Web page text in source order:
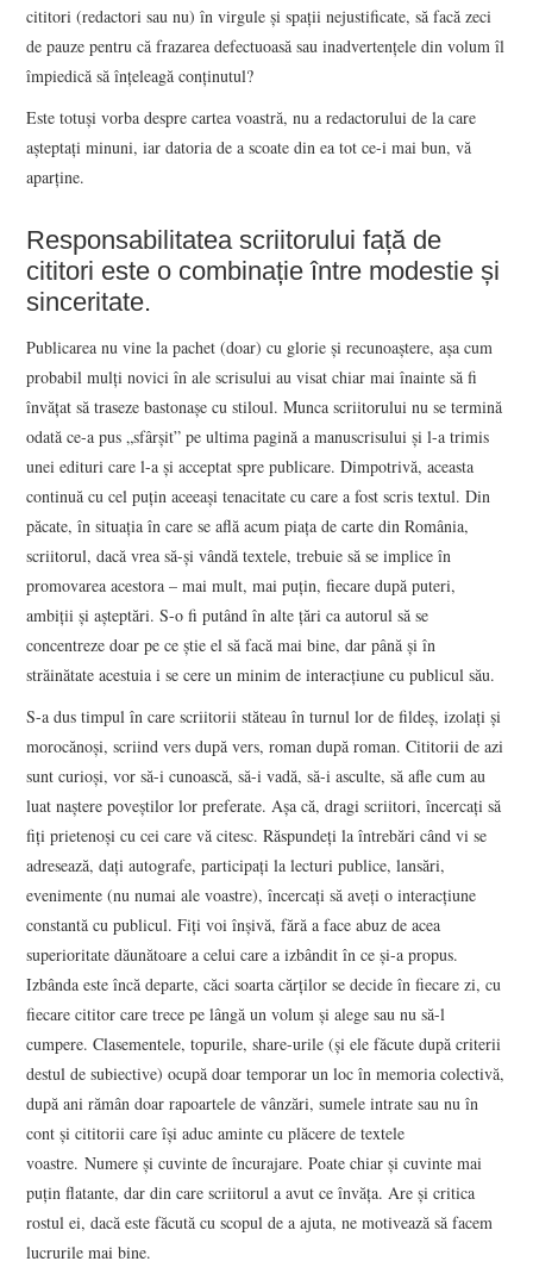
cititori (redactori sau nu) în virgule și spații nejustificate, să facă zeci
de pauze pentru că frazarea defectuoasă sau inadvertențele din volum îl
împiedică să înțeleagă conținutul?
Este totuși vorba despre cartea voastră, nu a redactorului de la care
așteptați minuni, iar datoria de a scoate din ea tot ce-i mai bun, vă
aparține.
Responsabilitatea scriitorului față de
cititori este o combinație între modestie și
sinceritate.
Publicarea nu vine la pachet (doar) cu glorie și recunoaștere, așa cum
probabil mulți novici în ale scrisului au visat chiar mai înainte să fi
învățat să traseze bastonașe cu stiloul. Munca scriitorului nu se termină
odată ce-a pus „sfârșit” pe ultima pagină a manuscrisului și l-a trimis
unei edituri care l-a și acceptat spre publicare. Dimpotrivă, aceasta
continuă cu cel puțin aceeași tenacitate cu care a fost scris textul. Din
păcate, în situația în care se află acum piața de carte din România,
scriitorul, dacă vrea să-și vândă textele, trebuie să se implice în
promovarea acestora – mai mult, mai puțin, fiecare după puteri,
ambiții și așteptări. S-o fi putând în alte țări ca autorul să se
concentreze doar pe ce știe el să facă mai bine, dar până și în
străinătate acestuia i se cere un minim de interacțiune cu publicul său.
S-a dus timpul în care scriitorii stăteau în turnul lor de fildeș, izolați și
morocănoși, scriind vers după vers, roman după roman. Cititorii de azi
sunt curioși, vor să-i cunoască, să-i vadă, să-i asculte, să afle cum au
luat naștere poveștilor lor preferate. Așa că, dragi scriitori, încercați să
fiți prietenoși cu cei care vă citesc. Răspundeţi la întrebări când vi se
adresează, daţi autografe, participaţi la lecturi publice, lansări,
evenimente (nu numai ale voastre), încercaţi să aveţi o interacţiune
constantă cu publicul. Fiţi voi înșivă, fără a face abuz de acea
superioritate dăunătoare a celui care a izbândit în ce și-a propus.
Izbânda este încă departe, căci soarta cărților se decide în fiecare zi, cu
fiecare cititor care trece pe lângă un volum și alege sau nu să-l
cumpere. Clasementele, topurile, share-urile (și ele făcute după criterii
destul de subiective) ocupă doar temporar un loc în memoria colectivă,
după ani rămân doar rapoartele de vânzări, sumele intrate sau nu în
cont și cititorii care își aduc aminte cu plăcere de textele
voastre. Numere și cuvinte de încurajare. Poate chiar și cuvinte mai
puțin flatante, dar din care scriitorul a avut ce învăța. Are și critica
rostul ei, dacă este făcută cu scopul de a ajuta, ne motivează să facem
lucrurile mai bine.